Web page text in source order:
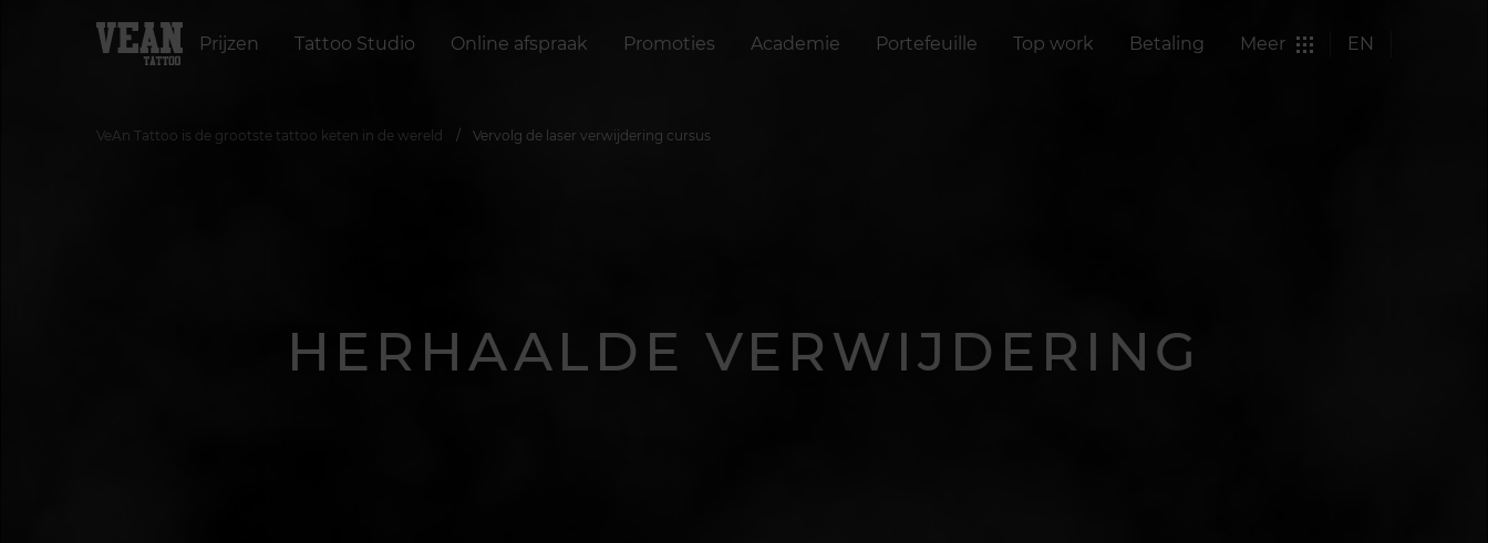
Prijzen Tattoo Studio Online afspraak Promoties Academie Portefeuille Top work Betaling Meer EN
VeAn Tattoo is de grootste tattoo keten in de wereld Vervolg de laser verwijdering cursus
HERHAALDE VERWIJDERING